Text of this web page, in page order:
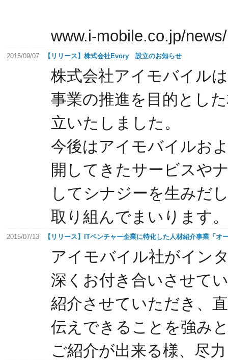
www.i-mobile.co.jp/
2015/09/07 【リリース】株式会社Evory 設立のお知らせ
株式会社アイモバイル
事業の推進を目的とし
立いたしました。
今後はアイモバイルお
開してきたサービスや
してシナジーを生みだ
取り組んでまいります。
2015/07/13 【リリース】ITベンチャー企業に特化した人材紹介事業「オ
アイモバイル社がイン
深くお付き合いさせて
紹介させていただき、
伝えできることを強み
ご紹介が出来る様、尽